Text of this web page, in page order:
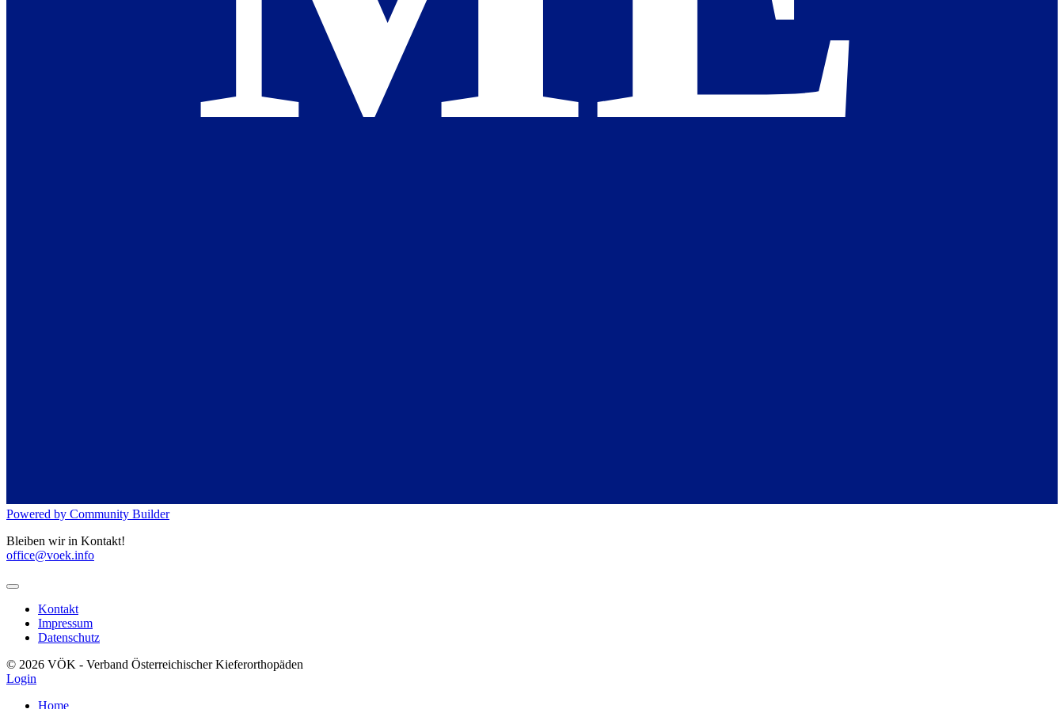
Powered by Community Builder
Bleiben wir in Kontakt!
office@voek.info
Kontakt
Impressum
Datenschutz
© 2026 VÖK - Verband Österreichischer Kieferorthopäden
Login
Home